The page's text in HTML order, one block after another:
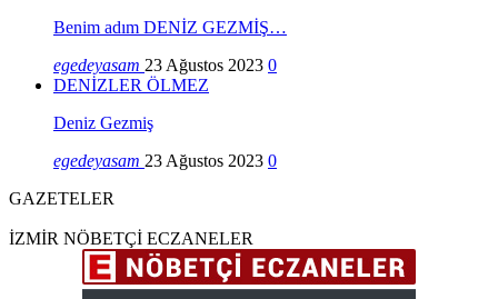
Benim adım DENİZ GEZMİŞ…
egedeyasam 23 Ağustos 2023 0
DENİZLER ÖLMEZ
Deniz Gezmiş
egedeyasam 23 Ağustos 2023 0
GAZETELER
İZMİR NÖBETÇİ ECZANELER